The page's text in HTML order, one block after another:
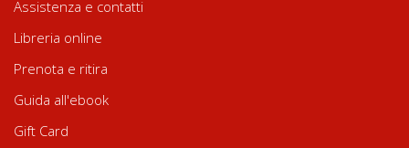
Assistenza e contatti
Libreria online
Prenota e ritira
Guida all'ebook
Gift Card